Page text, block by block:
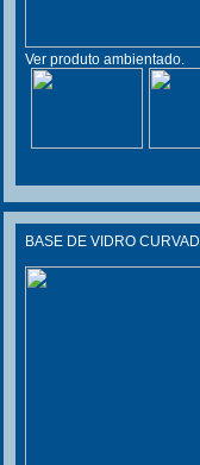
Ver produto ambientado.
BASE DE VIDRO